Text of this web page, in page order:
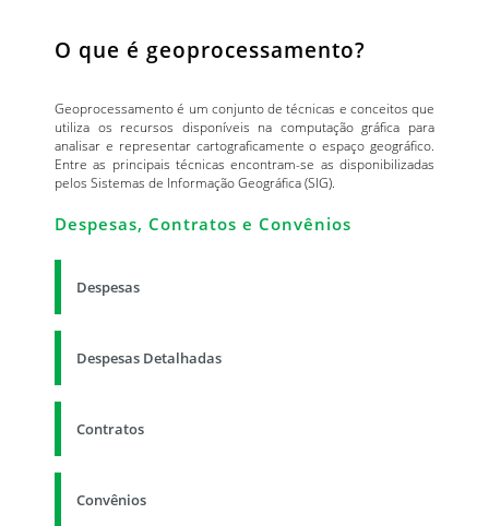
O que é geoprocessamento?
Geoprocessamento é um conjunto de técnicas e conceitos que
utiliza os recursos disponíveis na computação gráfica para
analisar e representar cartograficamente o espaço geográfico.
Entre as principais técnicas encontram-se as disponibilizadas
pelos Sistemas de Informação Geográfica (SIG).
Despesas, Contratos e Convênios
Despesas
Despesas Detalhadas
Contratos
Convênios